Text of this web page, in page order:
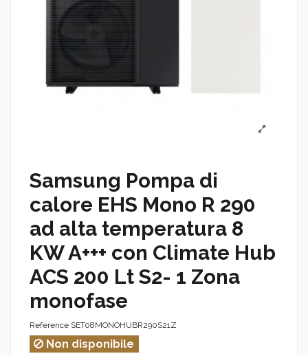
Samsung Pompa di
calore EHS Mono R 290
ad alta temperatura 8
KW A+++ con Climate Hub
ACS 200 Lt S2- 1 Zona
monofase
Reference SET08MONOHUBR290S21Z
Non disponibile